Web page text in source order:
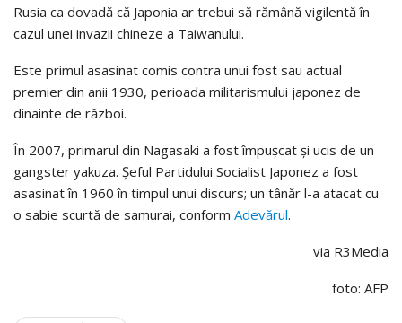
Rusia ca dovadă că Japonia ar trebui să rămână vigilentă în
cazul unei invazii chineze a Taiwanului.
Este primul asasinat comis contra unui fost sau actual
premier din anii 1930, perioada militarismului japonez de
dinainte de război.
În 2007, primarul din Nagasaki a fost împușcat și ucis de un
gangster yakuza. Șeful Partidului Socialist Japonez a fost
asasinat în 1960 în timpul unui discurs; un tânăr l-a atacat cu
o sabie scurtă de samurai, conform Adevărul.
via R3Media
foto: AFP